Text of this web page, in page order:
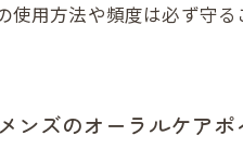
使用方法や頻度は必ず守
ンズのオーラルケアポ